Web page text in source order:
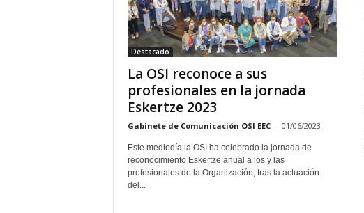
Destacado
La OSI reconoce a sus
profesionales en la jornada
Eskertze 2023
Gabinete de Comunicación OSI EEC - 01/06/2023
Este mediodía la OSI ha celebrado la jornada de
reconocimiento Eskertze anual a los y las
profesionales de la Organización, tras la actuación
del...